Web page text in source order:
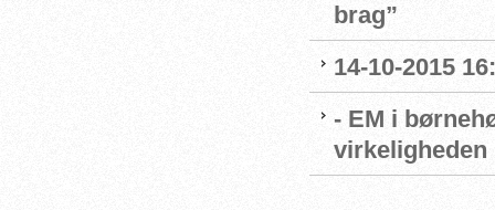
brag”
14-10-2015
- EM i
virkeligheden